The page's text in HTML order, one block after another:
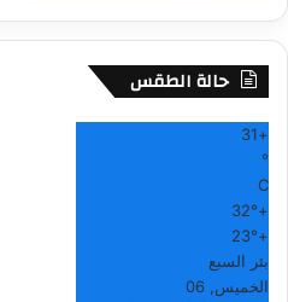
حالة الطقس
+
31
°
C
+
32°
+
23°
بئر السبع
الخميس, 06